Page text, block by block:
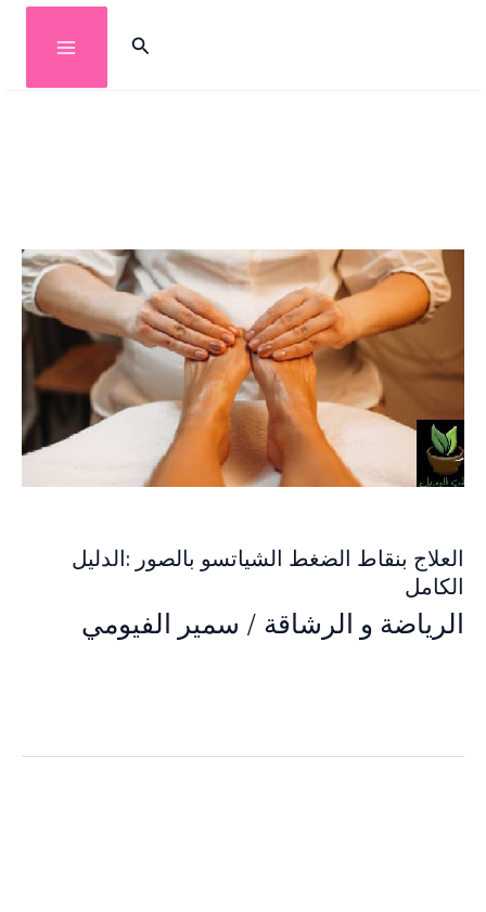
البحث
العلاج بنقاط الضغط الشياتسو بالصور :الدليل
الكامل
الرياضة و الرشاقة / سمير الفيومي